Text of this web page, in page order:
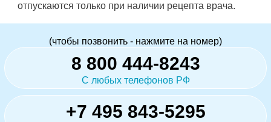
отпускаются только при наличии рецепта врача.
(чтобы позвонить - нажмите на номер)
8 800 444-8243
С любых телефонов РФ
+7 495 843-5295